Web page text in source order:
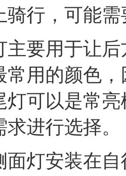
骑行，可能
主要用于让
常用的颜色
灯可以是常
进行选择。
面灯安装在